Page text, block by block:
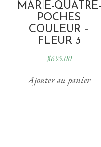
MARIE-QUATRE-
POCHES
COULEUR –
FLEUR 3
$695.00
Ajouter au panier